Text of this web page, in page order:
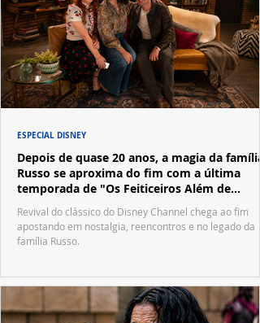
Depois de quase 20 anos, a magia da família
Russo se aproxima do fim com a última
temporada de "Os Feiticeiros Além de
Revival do clássico do Disney Channel chega ao fim
apostando em nostalgia, reencontros e no legado da
família Russo.
ESPECIAL DISNEY